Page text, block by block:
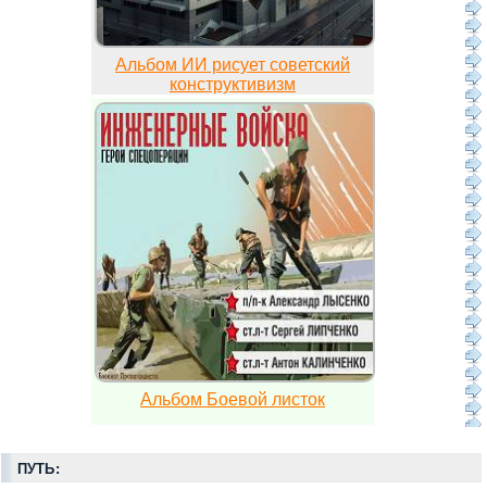
Альбом ИИ рисует советский
конструктивизм
Альбом Боевой листок
ПУТЬ: